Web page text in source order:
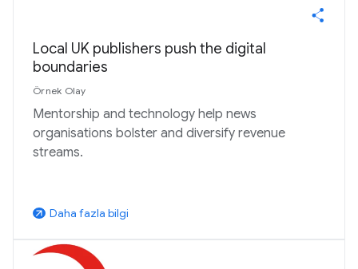
Local UK publishers push the digital
boundaries
Örnek Olay
Mentorship and technology help news
organisations bolster and diversify revenue
streams.
arrow_outward Daha fazla bilgi